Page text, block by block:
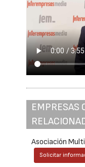
EMPRESAS
Asociación
Solicitar